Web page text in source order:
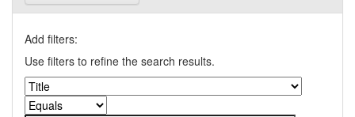
Add filters:
Use filters to refine the search results.